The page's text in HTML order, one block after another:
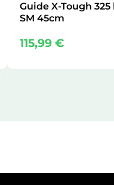
Guide X-Tough
SM 45cm
115,99€